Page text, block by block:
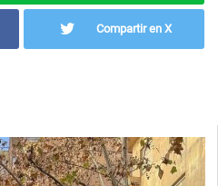
Compartir en X